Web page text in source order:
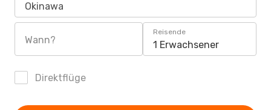
Okinawa
Wann?
Reisende
1 Erwachsener
Direktflüge